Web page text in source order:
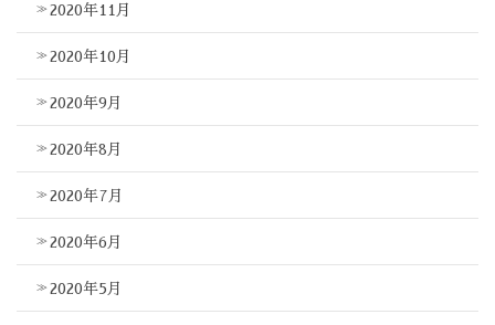
2020年11月
2020年10月
2020年9月
2020年8月
2020年7月
2020年6月
2020年5月